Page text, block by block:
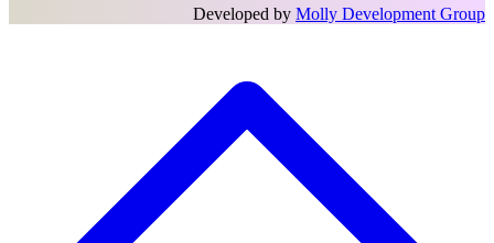
Developed by Molly Development Group